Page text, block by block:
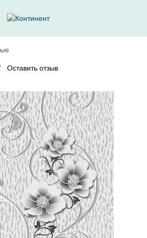
Оставить отзыв